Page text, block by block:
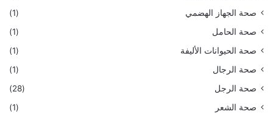
صحة الجهاز الهضمي
(1)
صحة الحامل
(1)
صحة الحيوانات الأليفة
(1)
صحة الرجال
(1)
صحة الرجل
(28)
صحة الشعر
(1)